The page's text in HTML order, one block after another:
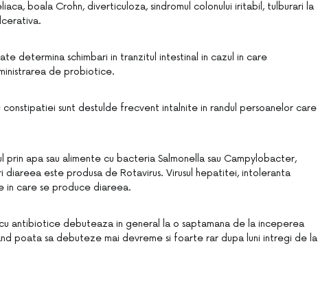
boala Crohn, diverticuloza, sindromul colonului iritabil, tulburari la
determina schimbari in tranzitul intestinal in cazul in care
de probiotice.
sunt destulde frecvent intalnite in randul persoanelor care
apa sau alimente cu bacteria Salmonella sau Campylobacter,
diareea este produsa de Rotavirus. Virusul hepatitei, intoleranta
in care se produce diareea.
antibiotice debuteaza in general la o saptamana de la inceperea
poata sa debuteze mai devreme si foarte rar dupa luni intregi de la